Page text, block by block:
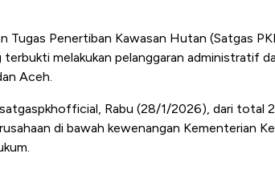
Tugas Penertiban Kawasan Hutan (Satgas
melakukan pelanggaran administratif
Aceh.
Rabu (28/1/2026), dari total
di bawah kewenangan Kementerian